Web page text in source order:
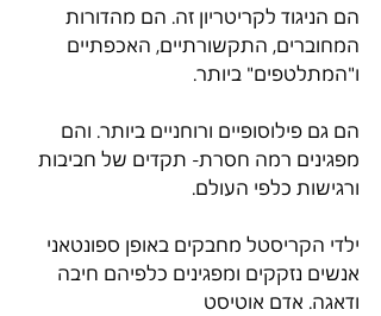
הם הניגוד לקריטריון זה. הם מהדורות
המחוברים, התקשורתיים, האכפתיים
ו"המתלטפים" ביותר.
הם גם פילוסופיים ורוחניים ביותר. והם
מפגינים רמה חסרת- תקדים של חביבות
ורגישות כלפי העולם.
ילדי הקריסטל מחבקים באופן ספונטאני
אנשים נזקקים ומפגינים כלפיהם חיבה
ודאגה. אדם אוטיסט